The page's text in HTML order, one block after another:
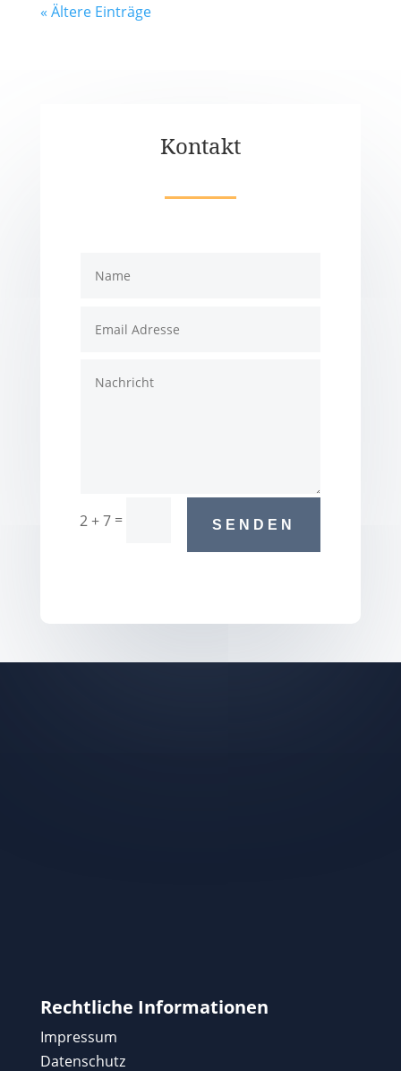
« Ältere Einträge
Kontakt
2 + 7 = SENDEN
Rechtliche Informationen
Impressum
Datenschutz